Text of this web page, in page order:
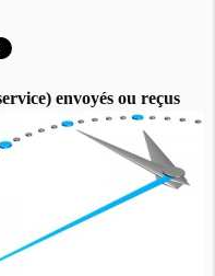
envoyés ou reçus